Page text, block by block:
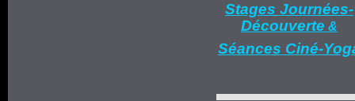
Stages Journées-
Découverte &
Séances Ciné-